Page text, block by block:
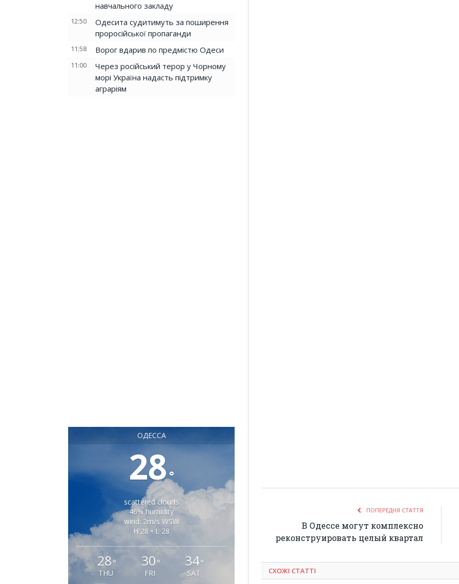
навчального закладу
12:50
Одесита судитимуть за поширення
проросійської пропаганди
11:58 Ворог вдарив по предмістю Одеси
11:00
Через російський терор у Чорному
морі Україна надасть підтримку
аграріям
ОДЕССА
28°
scattered clouds
46% humidity
wind: 2m/s WSW
H 28 • L 28
28 °
THU
30 °
FRI
34°
SAT
ПОПЕРЕДНЯ СТАТТЯ
В Одессе могут комплексно
реконструировать целый квартал
СХОЖІ СТАТТІ